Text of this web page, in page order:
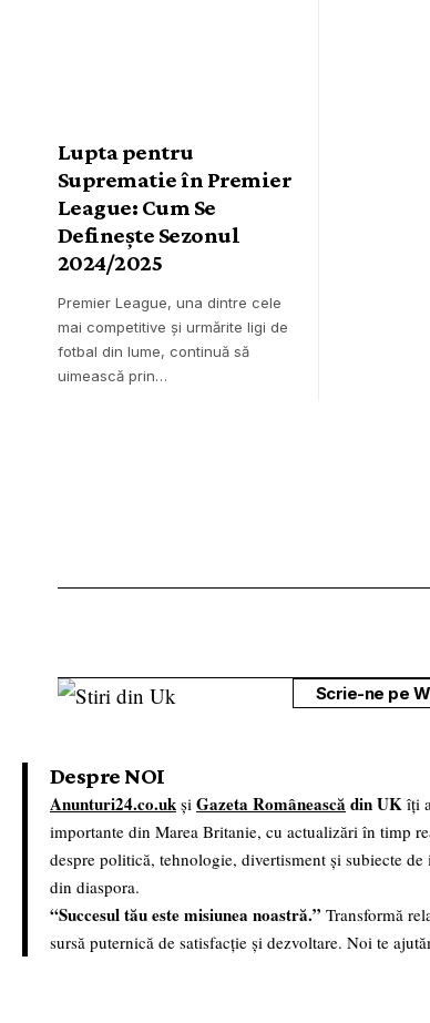
Lupta pentru
Suprematie în Premier
League: Cum Se
Definește Sezonul
2024/2025
Premier League, una dintre cele
mai competitive și urmărite ligi de
fotbal din lume, continuă să
uimească prin…
Scrie-ne pe
Despre NOI
Anunturi24.co.uk și Gazeta Românească din UK îți
importante din Marea Britanie, cu actualizări în timp
despre politică, tehnologie, divertisment și subiecte
din diaspora.
“Succesul tău este misiunea noastră.” Transformă
sursă puternică de satisfacție și dezvoltare. Noi te